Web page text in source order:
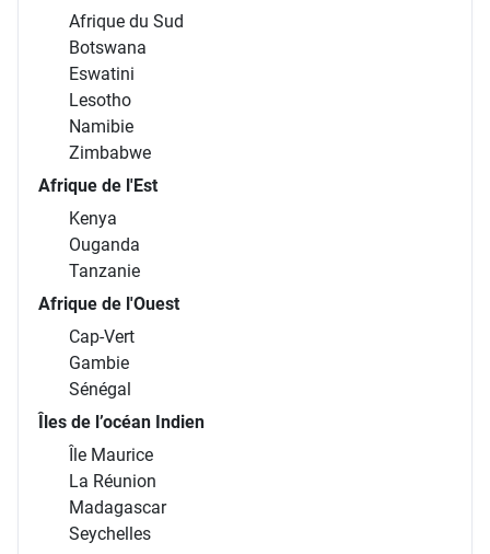
Afrique du Sud
Botswana
Eswatini
Lesotho
Namibie
Zimbabwe
Afrique de l'Est
Kenya
Ouganda
Tanzanie
Afrique de l'Ouest
Cap-Vert
Gambie
Sénégal
Îles de l’océan Indien
Île Maurice
La Réunion
Madagascar
Seychelles